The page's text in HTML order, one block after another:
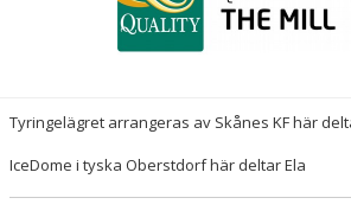
STYRELSEN
Tyringelägret arrangeras av Skånes KF här
IceDome i tyska Oberstdorf här deltar Ela